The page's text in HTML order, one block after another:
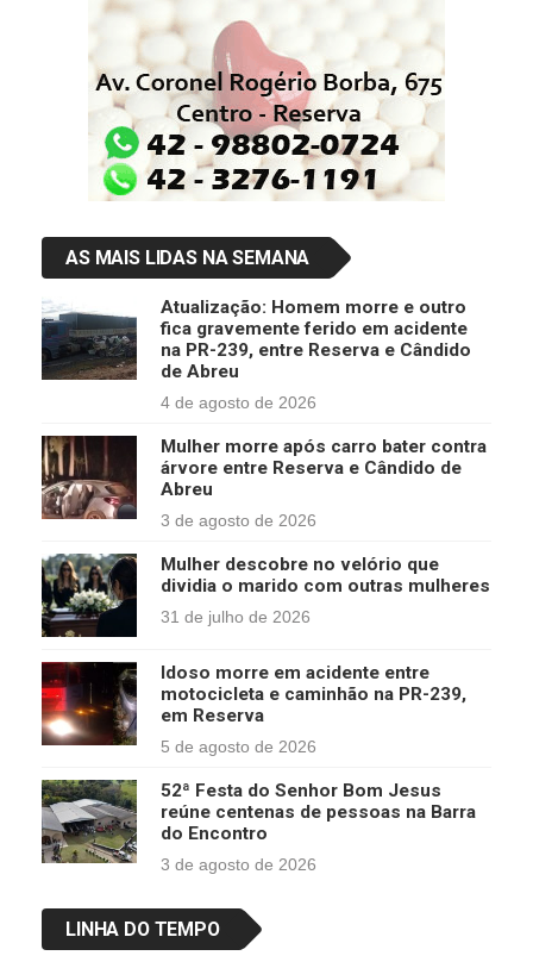
AS MAIS LIDAS NA SEMANA
Atualização: Homem morre e outro
fica gravemente ferido em acidente
na PR-239, entre Reserva e Cândido
de Abreu
4 de agosto de 2026
Mulher morre após carro bater contra
árvore entre Reserva e Cândido de
Abreu
3 de agosto de 2026
Mulher descobre no velório que
dividia o marido com outras mulheres
31 de julho de 2026
Idoso morre em acidente entre
motocicleta e caminhão na PR-239,
em Reserva
5 de agosto de 2026
52ª Festa do Senhor Bom Jesus
reúne centenas de pessoas na Barra
do Encontro
3 de agosto de 2026
LINHA DO TEMPO